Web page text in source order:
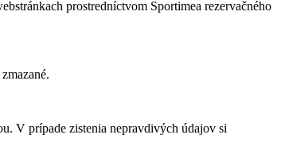
prostredníctvom Sportimea rezervačného
V prípade zistenia nepravdivých údajov si